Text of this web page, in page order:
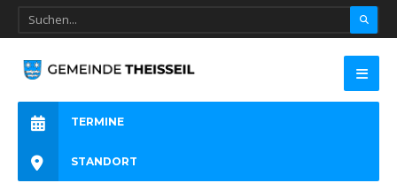
TERMINE
STANDORT